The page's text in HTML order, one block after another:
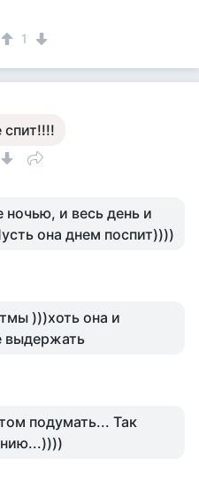
1
ночью, и весь день и
она днем поспит))))
)))хоть она и
выдержать
подумать... Так